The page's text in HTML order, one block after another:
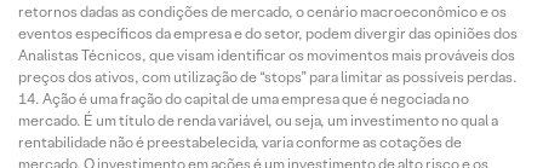
retornos dadas as condições de mercado, o cenário macroeconômico e os
eventos específicos da empresa e do setor, podem divergir das opiniões dos
Analistas Técnicos, que visam identificar os movimentos mais prováveis dos
preços dos ativos, com utilização de “stops” para limitar as possíveis perdas.
Ação é uma fração do capital de uma empresa que é negociada no
mercado. É um título de renda variável, ou seja, um investimento no qual a
rentabilidade não é preestabelecida, varia conforme as cotações de
mercado. O investimento em ações é um investimento de alto risco e os